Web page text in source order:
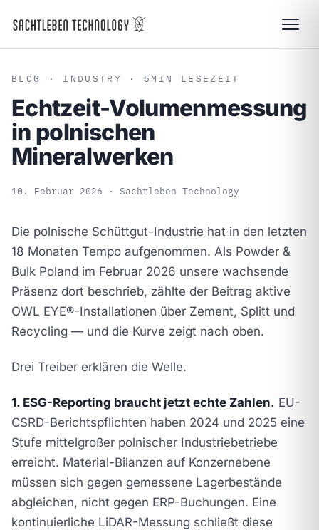
BLOG · INDUSTRY · 5 MIN LESEZEIT
Echtzeit-Volumenmessung
in polnischen
Mineralwerken
10. Februar 2026 · Sachtleben Technology
Die polnische Schüttgut-Industrie hat in den letzten
18 Monaten Tempo aufgenommen. Als Powder &
Bulk Poland im Februar 2026 unsere wachsende
Präsenz dort beschrieb, zählte der Beitrag aktive
OWL EYE®-Installationen über Zement, Splitt und
Recycling — und die Kurve zeigt nach oben.
Drei Treiber erklären die Welle.
1. ESG-Reporting braucht jetzt echte Zahlen. EU-
CSRD-Berichtspflichten haben 2024 und 2025 eine
Stufe mittelgroßer polnischer Industriebetriebe
erreicht. Material-Bilanzen auf Konzernebene
müssen sich gegen gemessene Lagerbestände
abgleichen, nicht gegen ERP-Buchungen. Eine
kontinuierliche LiDAR-Messung schließt diese